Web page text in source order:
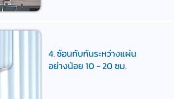
4. ซ้อนทับกันระหว่างแผ่น
อย่างน้อย 10 - 20 ซม.